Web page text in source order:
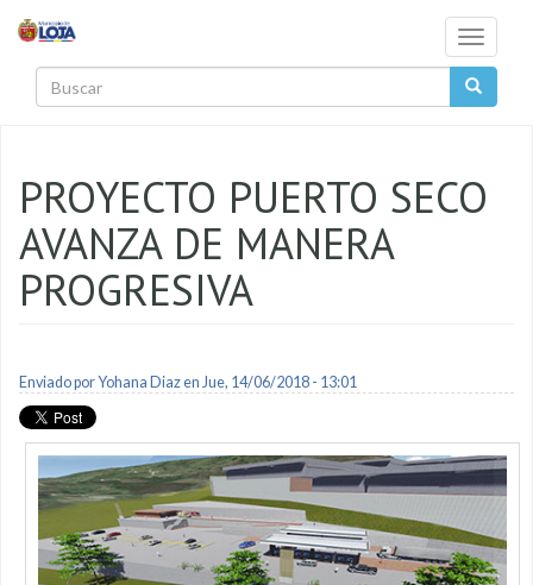
Toggle
PROYECTO PUERTO SECO
AVANZA DE MANERA
PROGRESIVA
Enviado porYohana Diazen Jue, 14/06/2018 - 13:01